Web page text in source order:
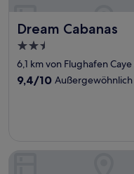
Dream Cabanas
Dream Cabanas
2.5-
Sterne-
Unterkunft
6,1 km von Flughafen
9.4
9,4/10 Außergewöhnlich